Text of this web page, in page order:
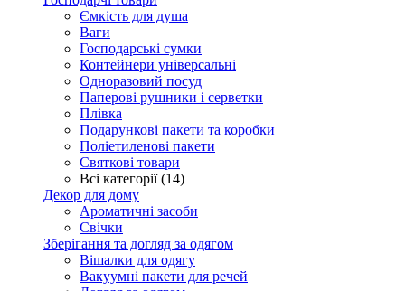
Ємкість для душа
Ваги
Господарські сумки
Контейнери універсальні
Одноразовий посуд
Паперові рушники і серветки
Плівка
Подарункові пакети та коробки
Поліетиленові пакети
Святкові товари
Всі категорії (14)
Декор для дому
Ароматичні засоби
Свічки
Зберігання та догляд за одягом
Вішалки для одягу
Вакуумні пакети для речей